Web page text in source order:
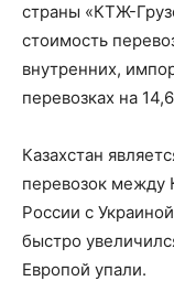
страны «КТЖ-
стоимость
внутренних,
перевозках на
Казахстан
перевозок между
России с
быстро
Европой упали.